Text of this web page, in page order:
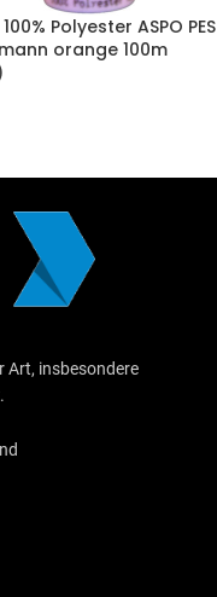
Polyester ASPO PES
orange 100m
Art, insbesondere